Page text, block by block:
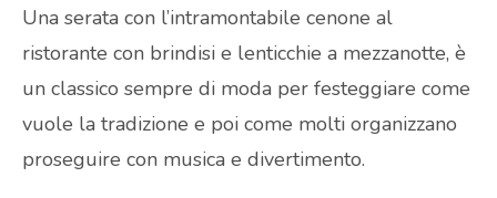
Una serata con l’intramontabile cenone al
ristorante con brindisi e lenticchie a mezzanotte, è
un classico sempre di moda per festeggiare come
vuole la tradizione e poi come molti organizzano
proseguire con musica e divertimento.